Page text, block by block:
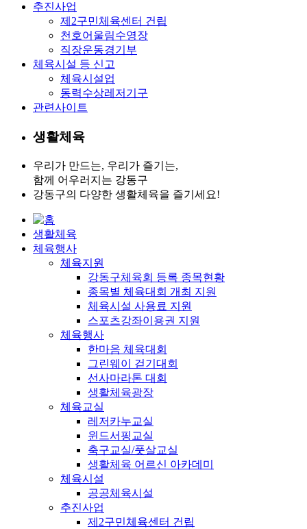
추진사업
제2구민체육센터 건립
천호어울림수영장
직장운동경기부
체육시설 등 신고
체육시설업
동력수상레저기구
관련사이트
생활체육
우리가 만드는, 우리가 즐기는,
함께 어우러지는 강동구
강동구의 다양한 생활체육을 즐기세요!
생활체육
체육행사
체육지원
강동구체육회 등록 종목현황
종목별 체육대회 개최 지원
체육시설 사용료 지원
스포츠강좌이용권 지원
체육행사
한마음 체육대회
그린웨이 걷기대회
선사마라톤 대회
생활체육광장
체육교실
레저카누교실
윈드서핑교실
축구교실/풋살교실
생활체육 어르신 아카데미
체육시설
공공체육시설
추진사업
제2구민체육센터 건립